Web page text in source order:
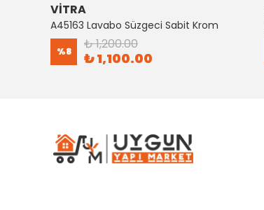
VİTRA
A45163 Lavabo Süzgeci Sabit Krom
%8 ₺ 1,200.00
₺ 1,100.00